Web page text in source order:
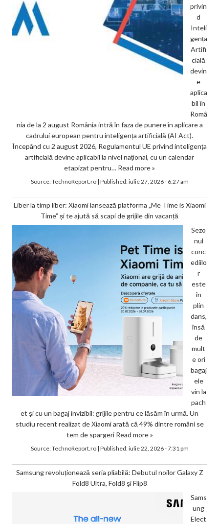
privin
d
Inteli
gența
Artifi
cială
devin
e
aplica
bil în
Româ
nia de la 2 august România intră în faza de punere în aplicare a
cadrului european pentru inteligența artificială (AI Act).
Începând cu 2 august 2026, Regulamentul UE privind inteligența
artificială devine aplicabil la nivel național, cu un calendar
etapizat pentru… Read more »
Source:TechnoReport.ro| Published:iulie 27, 2026 - 6:27 am
Liber la timp liber: Xiaomi lansează platforma „Me Time is Xiaomi
Time” și te ajută să scapi de grijile din vacanță
Sezo
nul
conc
ediilo
r
este
în
plin
dans,
însă
de
mult
e ori
bagaj
ele
vin la
pach
et și cu un bagaj invizibil: grijile pentru ce lăsăm în urmă. Un
studiu recent realizat de Xiaomi arată că 49% dintre români se
tem de spargeri Read more »
Source:TechnoReport.ro| Published:iulie 22, 2026 - 7:31 pm
Samsung revoluționează seria pliabilă: Debutul noilor Galaxy Z
Fold8 Ultra, Fold8 și Flip8
Sams
ung
Elect